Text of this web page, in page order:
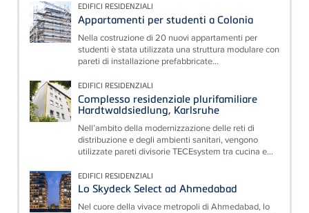
EDIFICI RESIDENZIALI
Appartamenti per studenti a Colonia
Nella costruzione di 20 nuovi appartamenti per
studenti è stata utilizzata una struttura modulare con
pareti di installazione prefabbricate...
EDIFICI RESIDENZIALI
Complesso residenziale plurifamiliare
Hardtwaldsiedlung, Karlsruhe
Nell’ambito della modernizzazione delle reti di
distribuzione e degli ambienti sanitari, vengono
utilizzate pareti divisorie TECEsystem tra cucina e...
EDIFICI RESIDENZIALI
Lo Skydeck Select ad Ahmedabad
Nel cuore della vivace metropoli di Ahmedabad, lo